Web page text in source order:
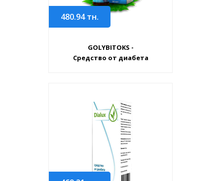
480.94тн.
GOLYBITOKS -
Средство от диабета